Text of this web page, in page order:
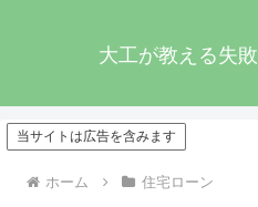
大工が教える失
当サイトは広告を含みます
ホーム 住宅ローン